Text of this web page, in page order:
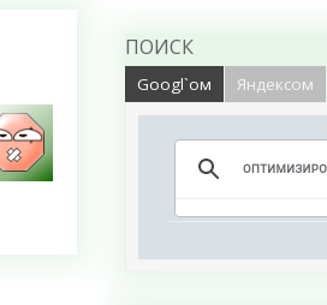
ПОИСК
Googl`ом Яндексом